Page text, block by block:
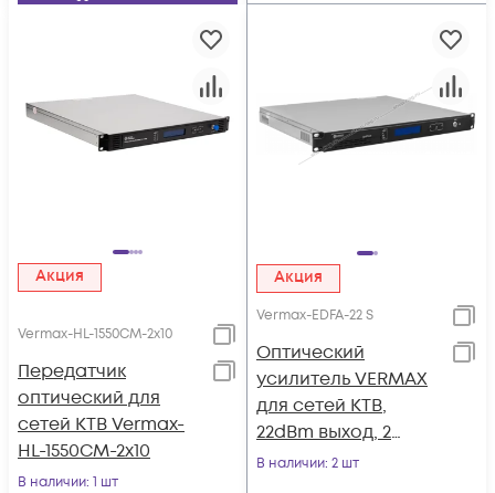
Акция
Vermax-HL-1550CM-2x10
Передатчик
оптический для
сетей КТВ Vermax-
HL-1550CM-2x10
В наличии: 1 шт
Акция
Vermax-EDFA-22 S
Оптический
усилитель VERMAX
для сетей КТВ,
22dBm выход, 2
входа
В наличии: 2 шт